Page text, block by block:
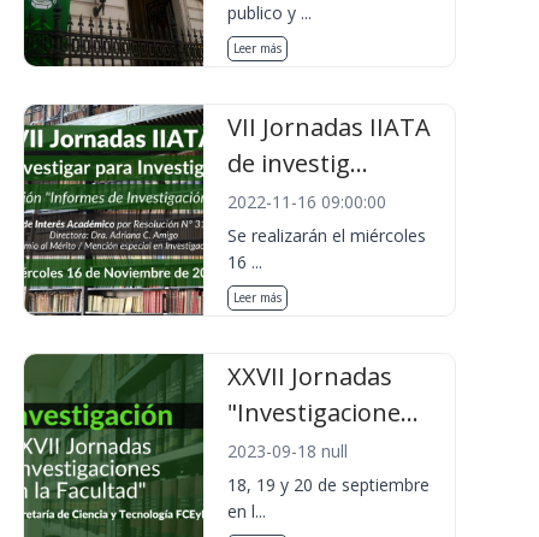
publico y ...
Leer más
VII Jornadas IIATA
de investig...
2022-11-16 09:00:00
Se realizarán el miércoles
16 ...
Leer más
XXVII Jornadas
"Investigacione...
2023-09-18 null
18, 19 y 20 de septiembre
en l...